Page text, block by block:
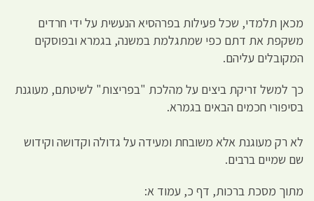
מכאן תלמדי, שכל פעילות בפרהסיא הנעשית על ידי חרדים
משקפת את דתם כפי שמתגלמת במשנה, בגמרא ובפוסקים
המקובלים עליהם.
כך למשל זריקת ביצים על מהלכת "בפריצות" לשיטתם, מעוגנת
בסיפורי חכמים הבאים בגמרא.
לא רק מעוגנת אלא משובחת ומעידה על גדולה וקדושה וקידוש
שם שמיים ברבים.
מתוך מסכת ברכות, דף כ, עמוד א: